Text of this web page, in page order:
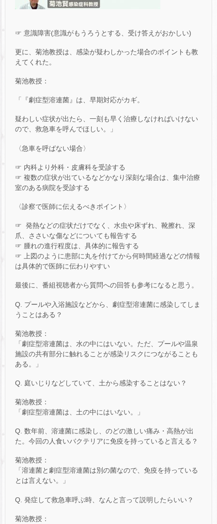
☞ 意識障害(意識がもうろうとする、受け答えがおかしい)
更に、菊池教授は、感染が疑わしかった場合のポイントも教
えてくれた。
菊池教授：
「『劇症型溶連菌』は、早期対応がカギ。
疑わしい症状が出たら、一刻も早く治療しなければいけない
ので、救急車を呼んでほしい。」
〈急車を呼ばない場合〉
☞ 内科より外科・皮膚科を受診する
☞ 複数の症状が出ているなどかなり深刻な場合は、集中治療
室のある病院を受診する
〈診察で医師に伝えるべきポイント〉
☞ 発熱などの症状だけでなく、水虫や床ずれ、靴擦れ、深
爪、ささいな傷などについても報告する
☞ 腫れの進行程度は、具体的に報告する
☞ 上図のように患部に丸を付けてから何時間経過などの情報
は具体的で医師に伝わりやすい
最後に、番組視聴者から質問への回答も参考になると思う。
Q. プールや入浴施設などから、劇症型溶連菌に感染してしま
うことはある？
菊池教授：
「劇症型溶連菌は、水の中にはいない。ただ、プールや温泉
施設の共有部分に触れることが感染リスクにつながることも
ある。」
Q. 庭いじりなどしていて、土から感染することはない？
菊池教授：
「劇症型溶連菌は、土の中にはいない。」
Q. 数年前、溶連菌に感染し、のどの激しい痛み・高熱が出
た。今回の人食いバクテリアに免疫を持っていると言える？
菊池教授：
「溶連菌と劇症型溶連菌は別の菌なので、免疫を持っている
とは言えない。」
Q. 発症して救急車呼ぶ時、なんと言って説明したらいい？
菊池教授：